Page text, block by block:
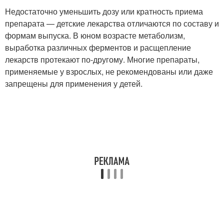
Недостаточно уменьшить дозу или кратность приема
препарата — детские лекарства отличаются по составу и
формам выпуска. В юном возрасте метаболизм,
выработка различных ферментов и расщепление
лекарств протекают по-другому. Многие препараты,
применяемые у взрослых, не рекомендованы или даже
запрещены для применения у детей.